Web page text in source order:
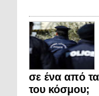
σε ένα από
του κόσμου;